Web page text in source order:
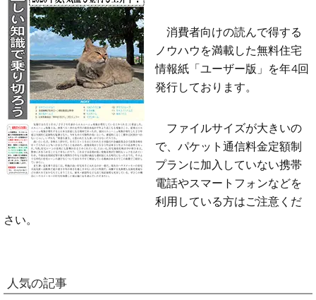
消費者向けの読んで得する
ノウハウを満載した無料住宅
情報紙「ユーザー版」を年4回
発行しております。
ファイルサイズが大きいの
で、パケット通信料金定額制
プランに加入していない携帯
電話やスマートフォンなどを
利用している方はご注意くだ
さい。
人気の記事